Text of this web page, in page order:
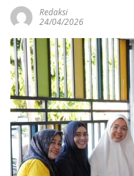
Redaksi
24/04/2026